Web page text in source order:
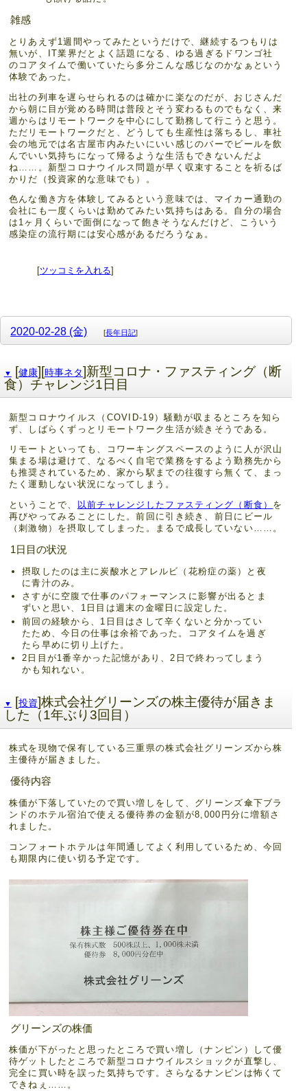
雑感
とりあえず1週間やってみたというだけで、継続するつもりは
無いが、IT業界だとよく話題になる、ゆる過ぎるドワンゴ社
のコアタイムで働いていたら多分こんな感じなのかなぁという
体験であった。
出社の列車を遅らせられるのは確かに楽なのだが、おじさんだ
から朝に目が覚める時間は普段とそう変わるものでもなく、来
週からはリモートワークを中心にして勤務して行こうと思う。
ただリモートワークだと、どうしても生産性は落ちるし、車社
会の地元では名古屋市内みたいにいい感じのバーでビールを飲
んでいい気持ちになって帰るような生活もできないんだよ
ね……。新型コロナウイルス問題が早く収束することを祈るば
かりだ（投資家的な意味でも）。
色んな働き方を体験してみるという意味では、マイカー通勤の
会社にも一度くらいは勤めてみたい気持ちはある。自分の場合
は1ヶ月くらいで面倒になって飽きそうなんだけど、こういう
感染症の流行期には安心感があるだろうなぁ。
[ツッコミを入れる]
2020-02-28 (金) [長年日記]
▼ [健康][時事ネタ]新型コロナ・ファスティング（断
食）チャレンジ1日目
新型コロナウイルス（COVID-19）騒動が収まるところを知ら
ず、しばらくずっとリモートワーク生活が続きそうである。
リモートといっても、コワーキングスペースのように人が沢山
集まる場は避けて、なるべく自宅で業務をするよう勤務先から
も推奨されているため、家から駅までの往復すら無くて、まっ
たく運動しない状況になってしまう。
ということで、
以前チャレンジしたファスティング（断食） を
再びやってみることにした。前回に引き続き、前日にビール
（刺激物）を摂取してしまった。まるで成長していない……。
1日目の状況
摂取したのは主に炭酸水とアレルビ（花粉症の薬）と夜
に青汁のみ。
さすがに空腹で仕事のパフォーマンスに影響が出るとま
ずいと思い、1日目は週末の金曜日に設定した。
前回の経験から、1日目はさして辛くないと分かってい
たため、今日の仕事は余裕であった。コアタイムを過ぎ
たら早めに切り上げた。
2日目が1番辛かった記憶があり、2日で終わってしまう
かも知れない。
▼ [投資]株式会社グリーンズの株主優待が届きま
した（1年ぶり3回目）
株式を現物で保有している三重県の株式会社グリーンズから株
主優待が届きました。
優待内容
株価が下落していたので買い増しをして、グリーンズ傘下ブラ
ンドのホテル宿泊で使える優待券の金額が8,000円分に増額さ
れました。
コンフォートホテルは年間通してよく利用しているため、今回
も期限内に使い切る予定です。
グリーンズの株価
株価が下がったと思ったところで買い増し（ナンピン）して優
待ゲットしたところで新型コロナウイルスショックが直撃し、
完全に買い時を誤った気持ちです。さらなるナンピンは怖くて
できねぇ……。